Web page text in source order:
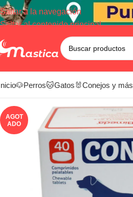
Saltar a la navegación
Saltar al contenido principal
🐶Perros🐱Gatos🐰Conejos y más
AGOT
ADO